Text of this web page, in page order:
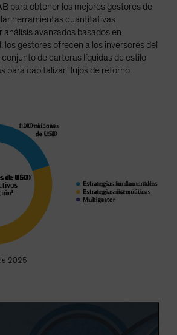
para obtener los mejores gestores de
herramientas cuantitativas
avanzados basados ​​en
los gestores ofrecen a los inversores del
de carteras líquidas de estilo
para capitalizar flujos de retorno
2025